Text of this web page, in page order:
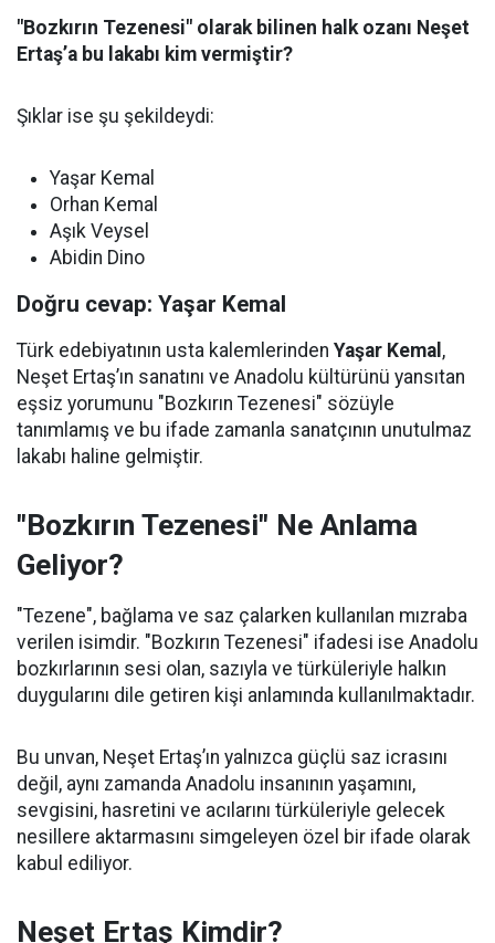
"Bozkırın Tezenesi" olarak bilinen halk ozanı Neşet
Ertaş’a bu lakabı kim vermiştir?
Şıklar ise şu şekildeydi:
Yaşar Kemal
Orhan Kemal
Aşık Veysel
Abidin Dino
Doğru cevap: Yaşar Kemal
Türk edebiyatının usta kalemlerinden Yaşar Kemal ,
Neşet Ertaş’ın sanatını ve Anadolu kültürünü yansıtan
eşsiz yorumunu "Bozkırın Tezenesi" sözüyle
tanımlamış ve bu ifade zamanla sanatçının unutulmaz
lakabı haline gelmiştir.
"Bozkırın Tezenesi" Ne Anlama
Geliyor?
"Tezene", bağlama ve saz çalarken kullanılan mızraba
verilen isimdir. "Bozkırın Tezenesi" ifadesi ise Anadolu
bozkırlarının sesi olan, sazıyla ve türküleriyle halkın
duygularını dile getiren kişi anlamında kullanılmaktadır.
Bu unvan, Neşet Ertaş’ın yalnızca güçlü saz icrasını
değil, aynı zamanda Anadolu insanının yaşamını,
sevgisini, hasretini ve acılarını türküleriyle gelecek
nesillere aktarmasını simgeleyen özel bir ifade olarak
kabul ediliyor.
Neşet Ertaş Kimdir?